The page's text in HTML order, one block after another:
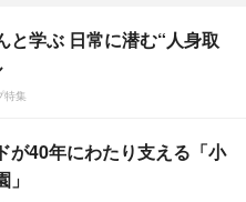
と学ぶ 日常に潜む“人身取
特集
が40年にわたり支える「小